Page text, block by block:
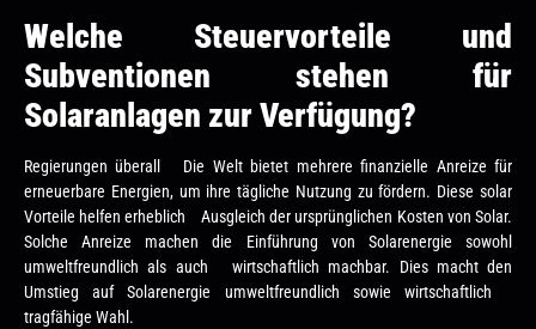
Welche Steuervorteile und
Subventionen stehen für
Solaranlagen zur Verfügung?
Regierungen überall Die Welt bietet mehrere finanzielle Anreize für
erneuerbare Energien, um ihre tägliche Nutzung zu fördern. Diese solar
Vorteile helfen erheblich Ausgleich der ursprünglichen Kosten von Solar.
Solche Anreize machen die Einführung von Solarenergie sowohl
umweltfreundlich als auch wirtschaftlich machbar. Dies macht den
Umstieg auf Solarenergie umweltfreundlich sowie wirtschaftlich
tragfähige Wahl.